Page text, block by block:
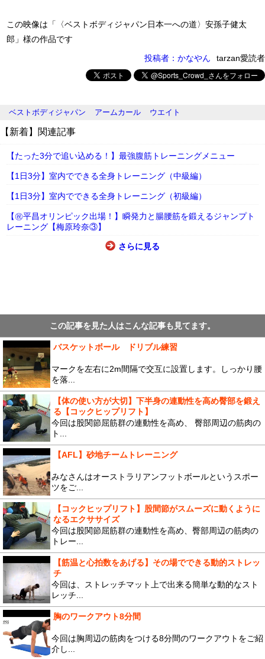
この映像は「〈ベストボディジャパン日本一への道〉安孫子健太
郎」様の作品です
投稿者：かなやん
tarzan愛読者
ベストボディジャパン アームカール ウエイト
【新着】関連記事
【たった3分で追い込める！】最強腹筋トレーニングメニュー
【1日3分】室内でできる全身トレーニング（中級編）
【1日3分】室内でできる全身トレーニング（初級編）
【㊗平昌オリンピック出場！】瞬発力と腸腰筋を鍛えるジャンプト
レーニング【梅原玲奈③】
さらに見る
この記事を見た人はこんな記事も見てます。
バスケットボール ドリブル練習
マークを左右に2m間隔で交互に設置します。しっかり腰
を落...
【体の使い方が大切】下半身の連動性を高め臀部を鍛え
る【コックヒップリフト】
今回は股関節屈筋群の連動性を高め、 臀部周辺の筋肉の
ト...
【AFL】砂地チームトレーニング
みなさんはオーストラリアンフットボールというスポー
ツをご...
【コックヒップリフト】股間節がスムーズに動くように
なるエクササイズ
今回は股関節屈筋群の連動性を高め、臀部周辺の筋肉の
トレー...
【筋温と心拍数をあげる】その場でできる動的ストレッ
チ
今回は、ストレッチマット上で出来る簡単な動的なスト
レッチ...
胸のワークアウト8分間
今回は胸周辺の筋肉をつける8分間のワークアウトをご紹
介し...